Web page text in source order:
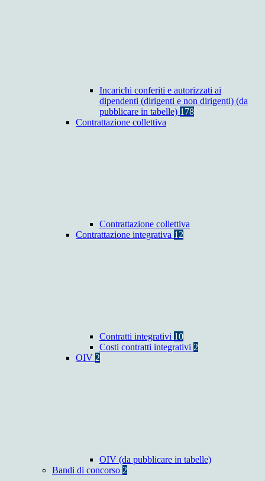
Incarichi conferiti e autorizzati ai
dipendenti (dirigenti e non dirigenti) (da
pubblicare in tabelle) 178
Contrattazione collettiva
Contrattazione collettiva
Contrattazione integrativa 12
Contratti integrativi 10
Costi contratti integrativi 2
OIV 2
OIV (da pubblicare in tabelle)
Bandi di concorso 2